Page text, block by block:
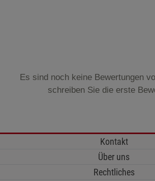
Es sind noch keine Bewertungen
schreiben Sie die erste
Kontakt
Über uns
Rechtliches